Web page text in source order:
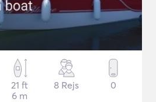
21 ft
6 m
8 Rejs 0